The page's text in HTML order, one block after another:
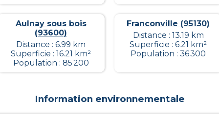
Aulnay sous bois
(93600)
Distance : 6.99 km
Superficie : 16.21 km²
Population : 85 200
Franconville (95130)
Distance : 13.19 km
Superficie : 6.21 km²
Population : 36 300
Information environnementale